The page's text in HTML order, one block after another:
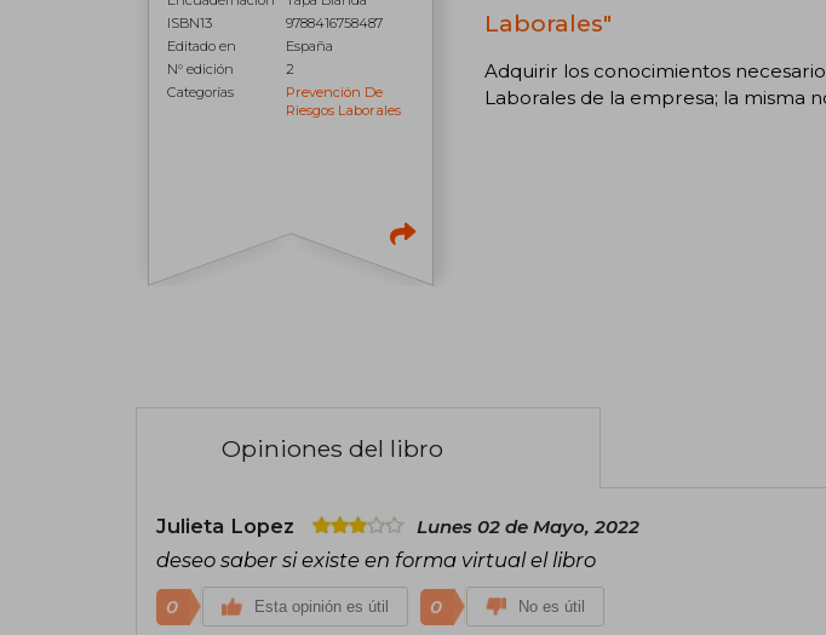
ISBN13
9788416758487
Editado en
España
N° edición
2
Categorías
Prevención De
Riesgos Laborales
Laborales"
Adquirir los conocimientos
Laborales de la empresa; la misma
Opiniones del libro
Julieta Lopez Lunes 02 de Mayo, 2022
deseo saber si existe en forma virtual el libro
0 Esta opinión es útil 0 No es útil